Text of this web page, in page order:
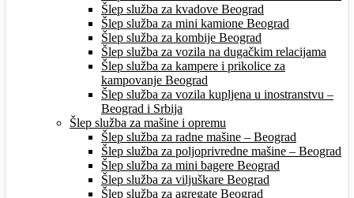
Šlep služba za kvadove Beograd
Šlep služba za mini kamione Beograd
Šlep služba za kombije Beograd
Šlep služba za vozila na dugačkim relacijama
Šlep služba za kampere i prikolice za
kampovanje Beograd
Šlep služba za vozila kupljena u inostranstvu –
Beograd i Srbija
Šlep služba za mašine i opremu
Šlep služba za radne mašine – Beograd
Šlep služba za poljoprivredne mašine – Beograd
Šlep služba za mini bagere Beograd
Šlep služba za viljuškare Beograd
Šlep služba za agregate Beograd